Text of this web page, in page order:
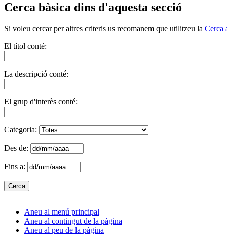
Cerca bàsica dins d'aquesta secció
Si voleu cercar per altres criteris us recomanem que utilitzeu la Cerca
El títol conté:
La descripció conté:
El grup d'interès conté:
Categoria:
Des de:
Fins a:
Aneu al menú principal
Aneu al contingut de la pàgina
Aneu al peu de la pàgina